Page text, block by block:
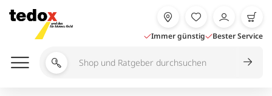
Inhalt
springen
Immer günstig Bester Service
Shop